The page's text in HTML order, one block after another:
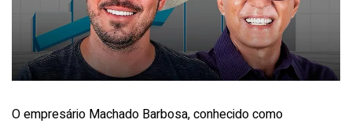
O empresário Machado Barbosa, conhecido como